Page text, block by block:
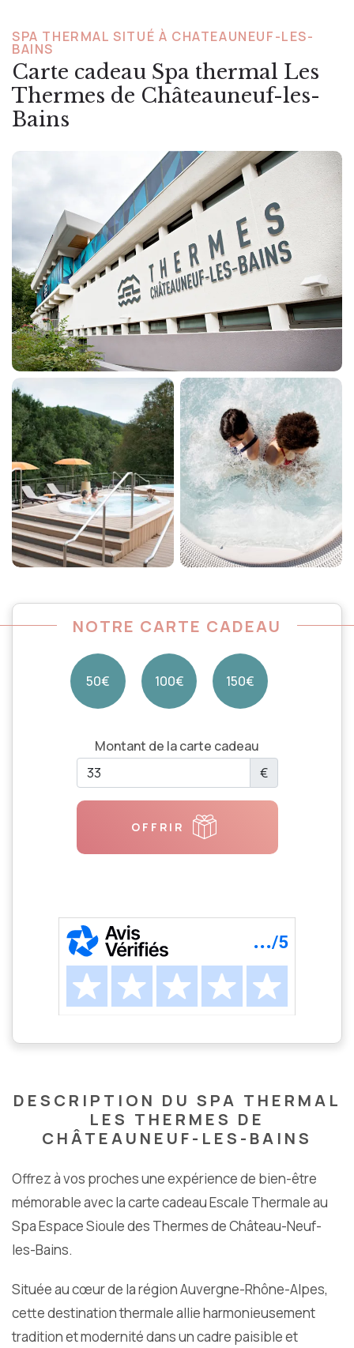
SPA THERMAL SITUÉ À CHATEAUNEUF-LES-
BAINS
Carte cadeau Spa thermal Les
Thermes de Châteauneuf-les-
Bains
NOTRE CARTE CADEAU
50€ 100€ 150€
Montant de la carte cadeau
€
OFFRIR
DESCRIPTION DU SPA THERMAL
LES THERMES DE
CHÂTEAUNEUF-LES-BAINS
Offrez à vos proches une expérience de bien-être
mémorable avec la carte cadeau Escale Thermale au
Spa Espace Sioule des Thermes de Château-Neuf-
les-Bains.
Située au cœur de la région Auvergne-Rhône-Alpes,
cette destination thermale allie harmonieusement
tradition et modernité dans un cadre paisible et